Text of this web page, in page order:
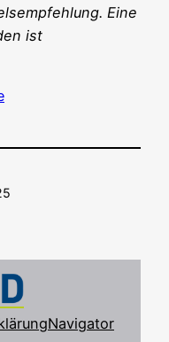
Eine
ist
Navigator